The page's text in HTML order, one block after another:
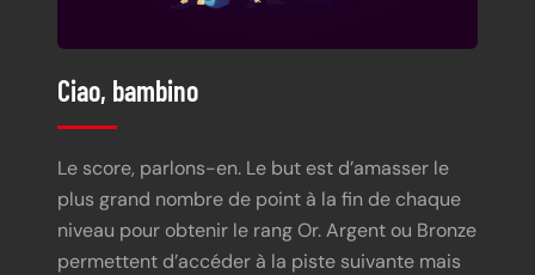
Ciao, bambino
Le score, parlons-en. Le but est d’amasser le
plus grand nombre de point à la fin de chaque
niveau pour obtenir le rang Or. Argent ou Bronze
permettent d’accéder à la piste suivante mais